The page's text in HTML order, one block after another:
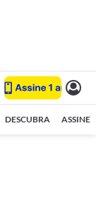
DESCUBRA ASSINE